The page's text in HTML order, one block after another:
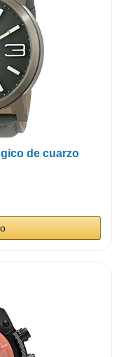
de cuarzo